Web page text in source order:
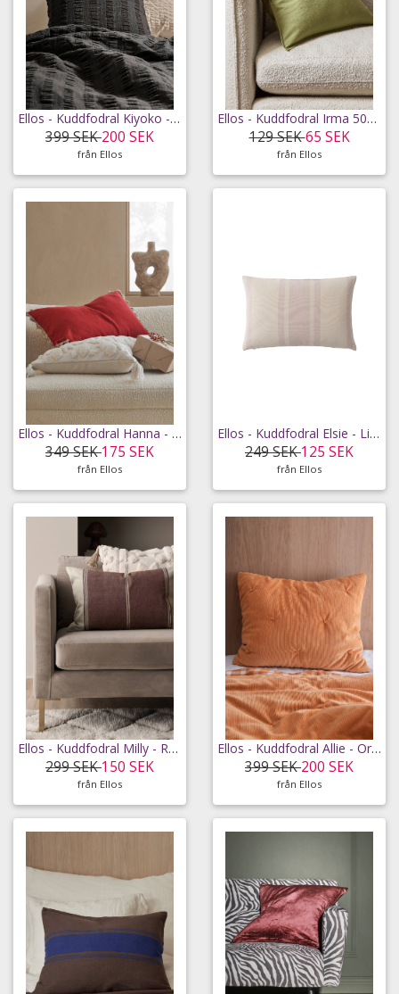
Ellos - Kuddfodral Kiyoko - Svart - 50X50
399 SEK200 SEK
från Ellos
Ellos - Kuddfodral Irma 50x50 cm - Grön - 50X50
129 SEK65 SEK
från Ellos
Ellos - Kuddfodral Hanna - Röd - 60X40
349 SEK175 SEK
från Ellos
Ellos - Kuddfodral Elsie - Lila - 40X60
249 SEK125 SEK
från Ellos
Ellos - Kuddfodral Milly - Röd - 40X60
299 SEK150 SEK
från Ellos
Ellos - Kuddfodral Allie - Orange - 50X60
399 SEK200 SEK
från Ellos